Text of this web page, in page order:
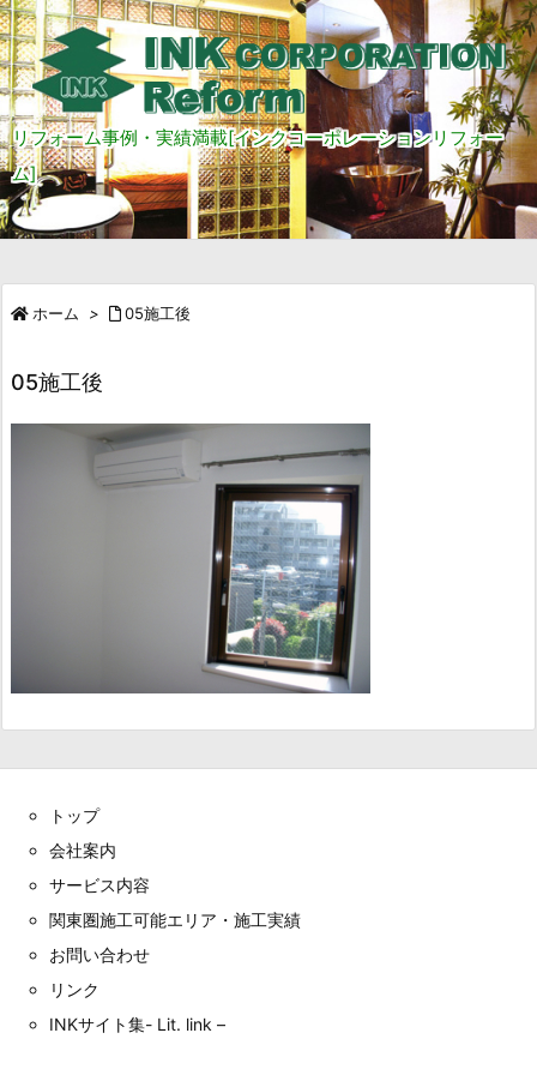
リフォーム事例・実績満載[インクコーポレーションリフォー
ム]
ホーム > 05施工後
05施工後
トップ
会社案内
サービス内容
関東圏施工可能エリア・施工実績
お問い合わせ
リンク
INKサイト集- Lit. link –